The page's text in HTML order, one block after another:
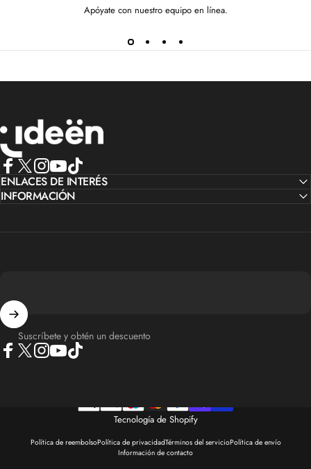
Apóyate con nuestro equipo en línea.
IdeenstoresMX
Facebook
X (Twitter)
Instagram
YouTube
TikTok
ENLACES DE INTERÉS
INFORMACIÓN
Suscríbete y obtén un descuento
Tecnología de Shopify
Política de reembolsoPolítica de privacidadTérminos del servicioPolítica de envío
Información de contacto